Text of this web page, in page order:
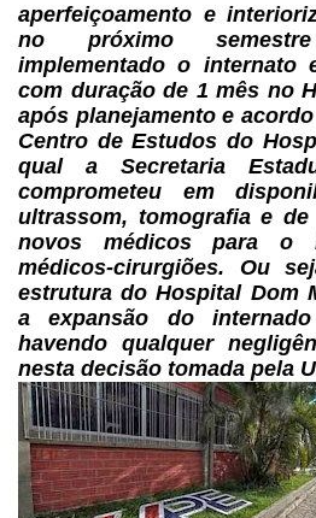
aperfeiçoamento e
no próximo
implementado o internato
com duração de 1 mês no
após planejamento e
Centro de Estudos do
qual a Secretaria
comprometeu em
ultrassom, tomografia e de
novos médicos para o
médicos-cirurgiões. Ou
estrutura do Hospital Dom
a expansão do
havendo qualquer
nesta decisão tomada pela